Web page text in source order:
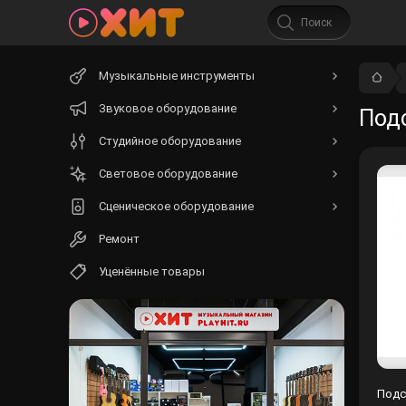
Музыкальные инструменты
Звуковое оборудование
Студийное оборудование
Световое оборудование
Сценическое оборудование
Ремонт
Уценённые товары